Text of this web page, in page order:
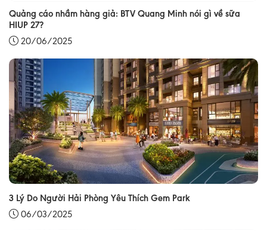
Quảng cáo nhầm hàng giả: BTV Quang Minh nói gì về sữa
HIUP 27?
20/06/2025
3 Lý Do Người Hải Phòng Yêu Thích Gem Park
06/03/2025